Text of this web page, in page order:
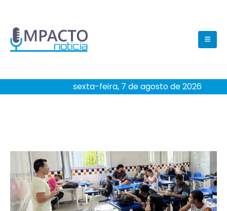
sexta-feira, 7 de agosto de 2026